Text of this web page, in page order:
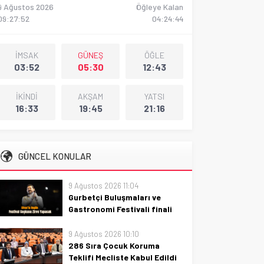
Ağustos 2026
Öğleye Kalan
04:24:43
İMSAK
03:52
GÜNEŞ
05:30
ÖĞLE
12:43
İKİNDİ
16:33
AKŞAM
19:45
YATSI
21:16
GÜNCEL KONULAR
9 Ağustos 2026 11:04
Gurbetçi Buluşmaları ve
Gastronomi Festivali finali
Gurbetçi Buluşmaları ve
Gastronomi Festivali finali
sürprizlerle dolu: lezzetler,
9 Ağustos 2026 10:10
286 Sıra Çocuk Koruma
Teklifi Mecliste Kabul Edildi